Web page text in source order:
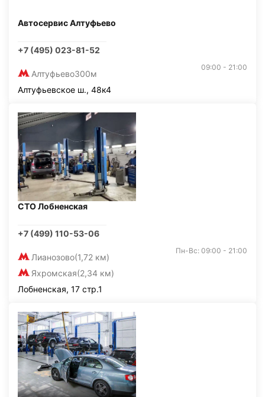
Автосервис Алтуфьево
+7 (495) 023-81-52
Алтуфьево300м
09:00 - 21:00
Алтуфьевское ш., 48к4
СТО Лобненская
+7 (499) 110-53-06
Лианозово(1,72 км)
Яхромская(2,34 км)
Пн-Вс: 09:00 - 21:00
Лобненская, 17 стр.1